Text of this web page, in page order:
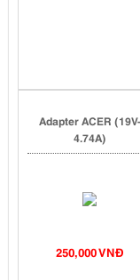
Adapter ACER (19V-
4.74A)
250,000 VNĐ